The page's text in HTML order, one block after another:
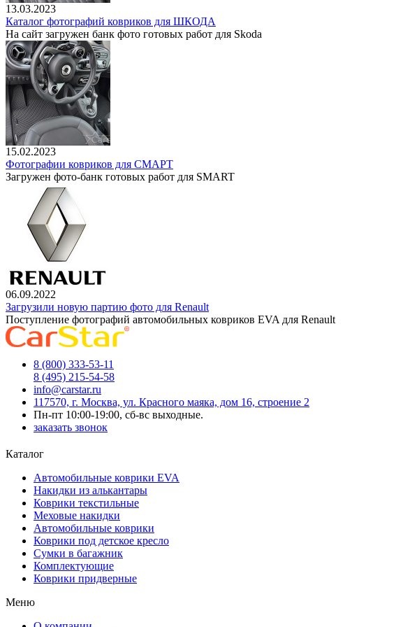
13.03.2023
Каталог фотографий ковриков для ШКОДА
На сайт загружен банк фото готовых работ для Skoda
15.02.2023
Фотографии ковриков для СМАРТ
Загружен фото-банк готовых работ для SMART
06.09.2022
Загрузили новую партию фото для Renault
Поступление фотографий автомобильных ковриков EVA для Renault
8 (800) 333-53-11
8 (495) 215-54-58
info@carstar.ru
117570, г. Москва, ул. Красного маяка, дом 16, строение 2
Пн-пт 10:00-19:00, сб-вс выходные.
заказать звонок
Каталог
Автомобильные коврики EVA
Накидки из алькантары
Коврики текстильные
Меховые накидки
Автомобильные коврики
Коврики под детское кресло
Сумки в багажник
Комплектующие
Коврики придверные
Меню